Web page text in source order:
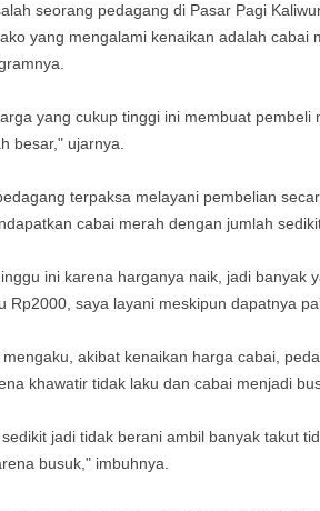
seorang pedagang di Pasar Pagi
yang mengalami kenaikan adalah cabai
yang cukup tinggi ini membuat
besar," ujarnya.
terpaksa melayani pembelian
cabai merah dengan jumlah
ini karena harganya naik, jadi banyak
Rp2000, saya layani meskipun dapatnya
mengaku, akibat kenaikan harga cabai,
khawatir tidak laku dan cabai menjadi
jadi tidak berani ambil banyak takut
busuk," imbuhnya.